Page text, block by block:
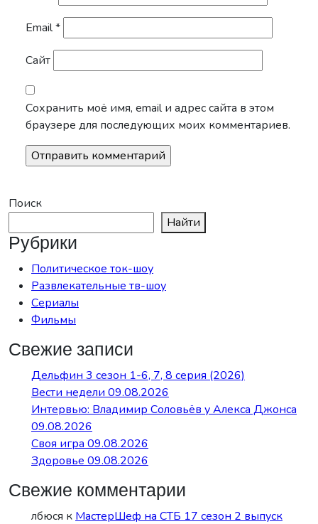
Email*
Сайт
Сохранить моё имя, email и адрес сайта в этом
браузере для последующих моих комментариев.
Поиск
Найти
Рубрики
Политическое ток-шоу
Развлекательные тв-шоу
Сериалы
Фильмы
Свежие записи
Дельфин 3 сезон 1-6, 7, 8 серия (2026)
Вести недели 09.08.2026
Интервью: Владимир Соловьёв у Алекса Джонса
09.08.2026
Своя игра 09.08.2026
Здоровье 09.08.2026
Свежие комментарии
лбюся к МастерШеф на СТБ 17 сезон 2 выпуск